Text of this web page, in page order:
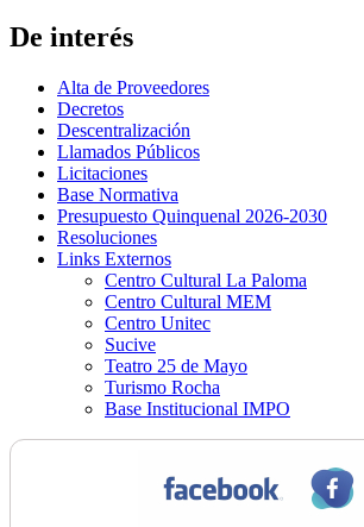
De interés
Alta de Proveedores
Decretos
Descentralización
Llamados Públicos
Licitaciones
Base Normativa
Presupuesto Quinquenal 2026-2030
Resoluciones
Links Externos
Centro Cultural La Paloma
Centro Cultural MEM
Centro Unitec
Sucive
Teatro 25 de Mayo
Turismo Rocha
Base Institucional IMPO